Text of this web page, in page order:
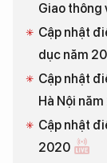
Giao thông
Cập nhật
dục năm
Cập nhật
Hà Nội
Cập nhật
2020